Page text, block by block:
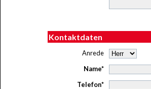
Kontaktdaten
Anrede
Name*
Telefon*